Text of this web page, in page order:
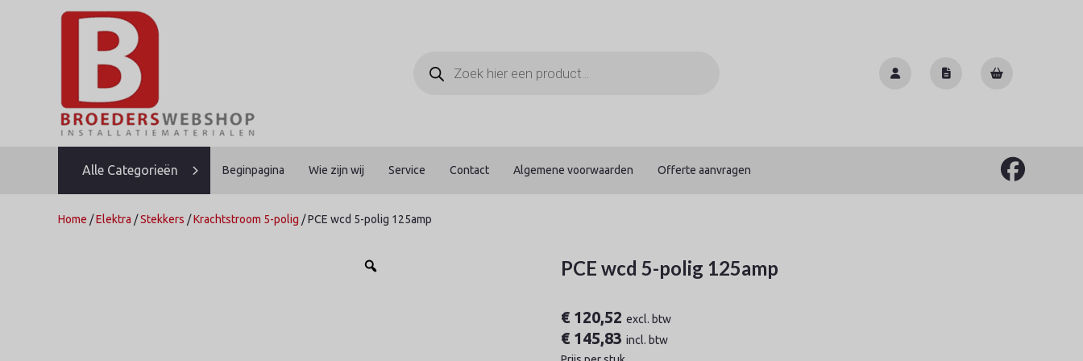
zoeken
Alle Categorieën Beginpagina Wie zijn wij Service Contact Algemene voorwaarden Offerte aanvragen
Home /Elektra /Stekkers /Krachtstroom 5-polig / PCE wcd 5-polig 125amp
PCE wcd 5-polig 125amp
€ 120,52 excl. btw
€ 145,83 incl. btw